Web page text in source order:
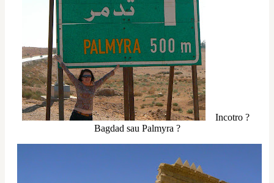
Incotro ?
Bagdad sau Palmyra ?